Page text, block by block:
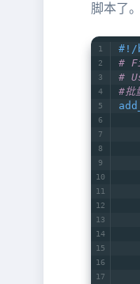
脚本了。
#!/
#
#
#批